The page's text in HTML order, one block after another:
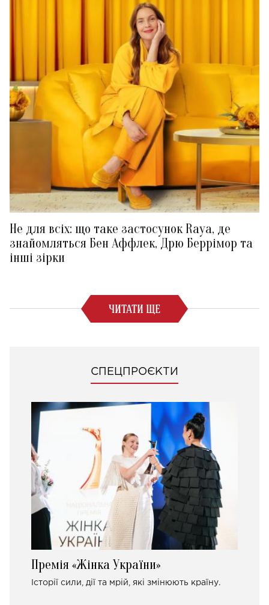
Не для всіх: що таке застосунок Raya, де
знайомляться Бен Аффлек, Дрю Беррімор та
інші зірки
ЧИТАТИ ЩЕ
СПЕЦПРОЄКТИ
Премія «Жінка України»
Історії сили, дії та мрій, які змінюють країну.